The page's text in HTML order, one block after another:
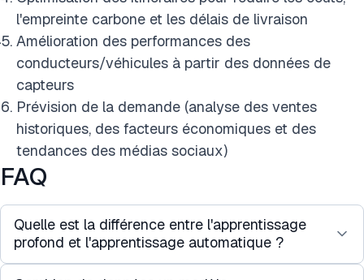
l'empreinte carbone et les délais de livraison
Amélioration des performances des
conducteurs/véhicules à partir des données de
capteurs
Prévision de la demande (analyse des ventes
historiques, des facteurs économiques et des
tendances des médias sociaux)
FAQ
Quelle est la différence entre l'apprentissage
profond et l'apprentissage automatique ?